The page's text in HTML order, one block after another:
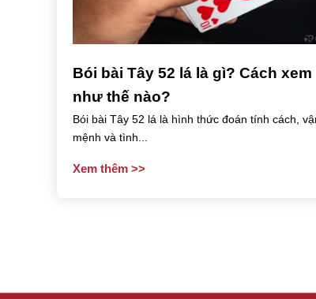
Bói bài Tây 52 lá là gì? Cách xem
như thế nào?
Bói bài Tây 52 lá là hình thức đoán tính cách,
mệnh và tình...
Xem thêm